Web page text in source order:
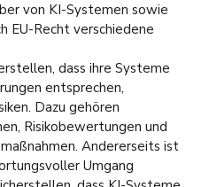
von KI-Systemen sowie
EU-Recht verschiedene
dass ihre Systeme
entsprechen,
Dazu gehören
Risikobewertungen und
Andererseits ist
Umgang